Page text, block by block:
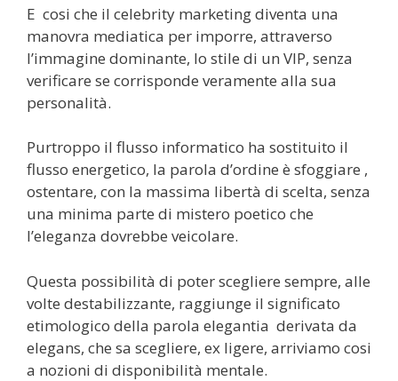
E cosi che il celebrity marketing diventa una
manovra mediatica per imporre, attraverso
l’immagine dominante, lo stile di un VIP, senza
verificare se corrisponde veramente alla sua
personalità.
Purtroppo il flusso informatico ha sostituito il
flusso energetico, la parola d’ordine è sfoggiare ,
ostentare, con la massima libertà di scelta, senza
una minima parte di mistero poetico che
l’eleganza dovrebbe veicolare.
Questa possibilità di poter scegliere sempre, alle
volte destabilizzante, raggiunge il significato
etimologico della parola elegantia derivata da
elegans, che sa scegliere, ex ligere, arriviamo cosi
a nozioni di disponibilità mentale.